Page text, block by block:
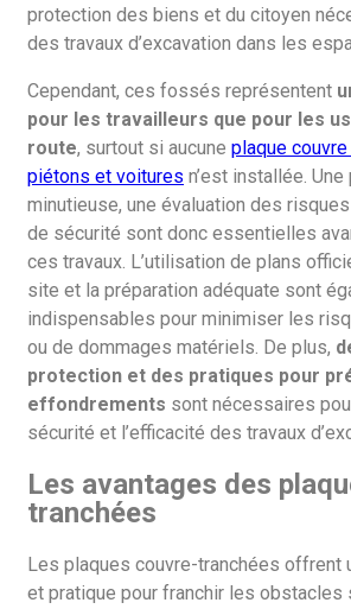
protection des biens et du citoyen
des travaux d’excavation dans les
Cependant, ces fossés représentent
pour les travailleurs que pour les
route, surtout si aucune plaque
piétons et voitures n’est installée.
minutieuse, une évaluation des
de sécurité sont donc essentielles
ces travaux. L’utilisation de plans
site et la préparation adéquate sont
indispensables pour minimiser les
ou de dommages matériels. De plus,
protection et des pratiques pour
effondrements sont nécessaires
sécurité et l’efficacité des travaux
Les avantages des
tranchées
Les plaques couvre-tranchées offrent
et pratique pour franchir les obstacles